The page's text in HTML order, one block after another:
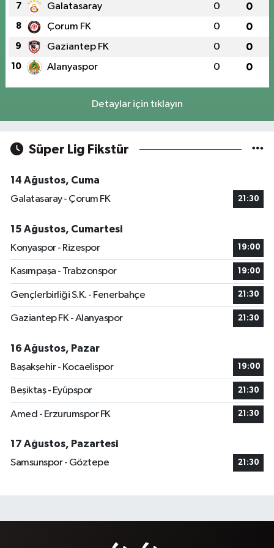
7 Galatasaray 0 0
8 Çorum FK 0 0
9 Gaziantep FK 0 0
10 Alanyaspor 0 0
Detaylar için tıklayın
Süper Lig Fikstür
14 Ağustos, Cuma
Galatasaray - Çorum FK
21:30
15 Ağustos, Cumartesi
Konyaspor - Rizespor
19:00
Kasımpaşa - Trabzonspor 19:00
Gençlerbirliği S.K. - Fenerbahçe 21:30
Gaziantep FK - Alanyaspor 21:30
16 Ağustos, Pazar
Başakşehir - Kocaelispor
19:00
Beşiktaş - Eyüpspor 21:30
Amed - Erzurumspor FK 21:30
17 Ağustos, Pazartesi
Samsunspor - Göztepe
21:30